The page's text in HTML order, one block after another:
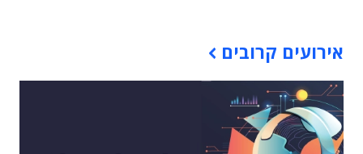
אירועים קרובים